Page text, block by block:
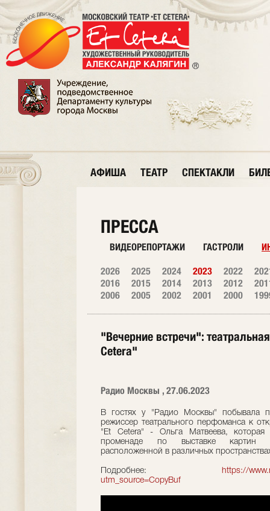
АФИША ТЕАТР СПЕКТАКЛИ
ПРЕССА
ВИДЕОРЕПОРТАЖИ ГАСТРОЛИ
2026 2025 2024 2023 2022
2016
2015 2014 2013 2012
2006
2005 2002 2001 2000
"Вечерние встречи":
Cetera"
Радио Москвы , 27.06.2023
В гостях у "Радио Москвы" побывала
режиссер театрального перфоманса к
"Et Cetera" - Ольга Матвеева, которая
променаде по выставке картин
расположенной в различных
Подробнее: https://
utm_source=CopyBuf